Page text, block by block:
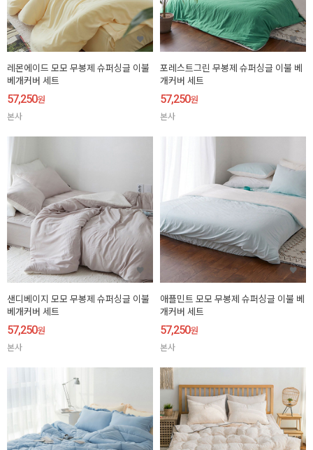
레몬에이드 모모 무봉제 슈퍼싱글 이불
베개커버 세트
57,250원
본사
포레스트그린 무봉제 슈퍼싱글 이불 베
개커버 세트
57,250원
본사
샌디베이지 모모 무봉제 슈퍼싱글 이불
베개커버 세트
57,250원
본사
애플민트 모모 무봉제 슈퍼싱글 이불 베
개커버 세트
57,250원
본사